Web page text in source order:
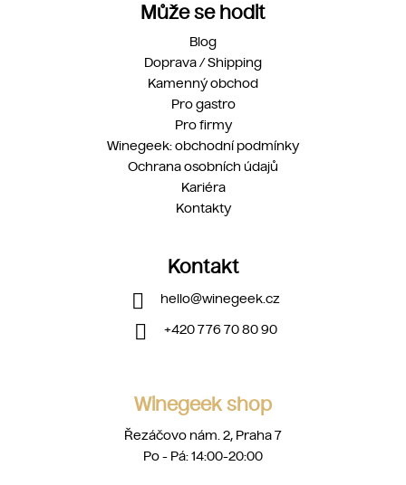
Může se hodit
Blog
Doprava / Shipping
Kamenný obchod
Pro gastro
Pro firmy
Winegeek: obchodní podmínky
Ochrana osobních údajů
Kariéra
Kontakty
Kontakt
hello@winegeek.cz
+420 776 70 80 90
Winegeek shop
Řezáčovo nám. 2, Praha 7
Po - Pá: 14:00-20:00